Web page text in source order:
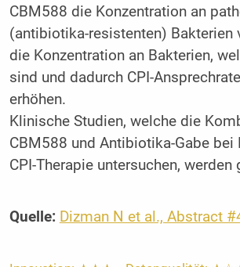
CBM588 die Konzentration an
(antibiotika-resistenten) Bakterien
die Konzentration an Bakterien,
sind und dadurch CPI-
erhöhen.
Klinische Studien, welche die
CBM588 und Antibiotika-Gabe bei
CPI-Therapie untersuchen, werden
Quelle: Dizman N et al., Abstract